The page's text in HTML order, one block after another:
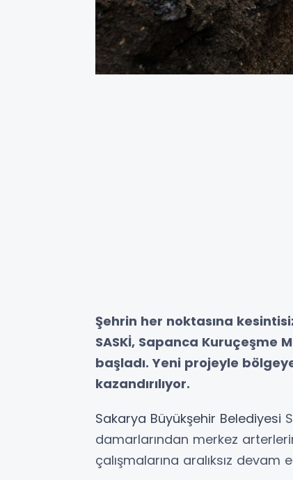
Şehrin her noktasına
SASKİ, Sapanca Kuruçeşme
başladı. Yeni projeyle
kazandırılıyor.
Sakarya Büyükşehir Belediyesi
damarlarından merkez
çalışmalarına aralıksız devam